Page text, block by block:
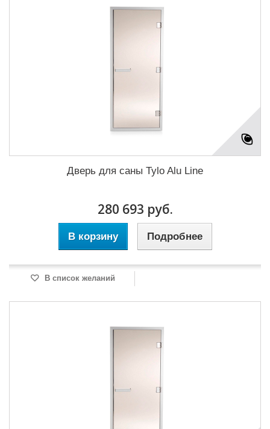
Дверь для саны Tylo Alu Line
280 693 руб.
В корзину Подробнее
В список желаний